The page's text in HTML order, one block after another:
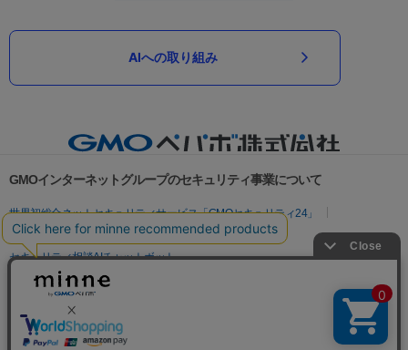
AIへの取り組み
GMOインターネットグループのセキュリティ事業について
世界初総合ネットセキュリティサービス「GMOセキュリティ24」
パスワード漏洩診断
Webサイトリスク診断
セキュリティ相談AIチャットボット
実在証明・盗聴対策
サイバー攻撃対策（GMO Flatt Security）
セキュリティ事業の軌跡